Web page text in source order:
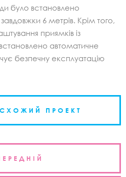
було встановлено
6 метрів. Крім того,
приямків із
автоматичне
безпечну експлуатацію
ПРОЕКТ